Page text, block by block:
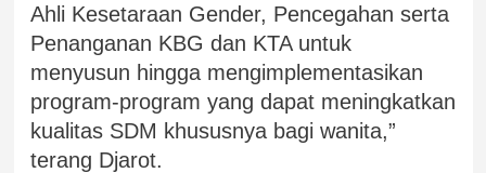
Ahli Kesetaraan Gender, Pencegahan serta
Penanganan KBG dan KTA untuk
menyusun hingga mengimplementasikan
program-program yang dapat meningkatkan
kualitas SDM khususnya bagi wanita,”
terang Djarot.